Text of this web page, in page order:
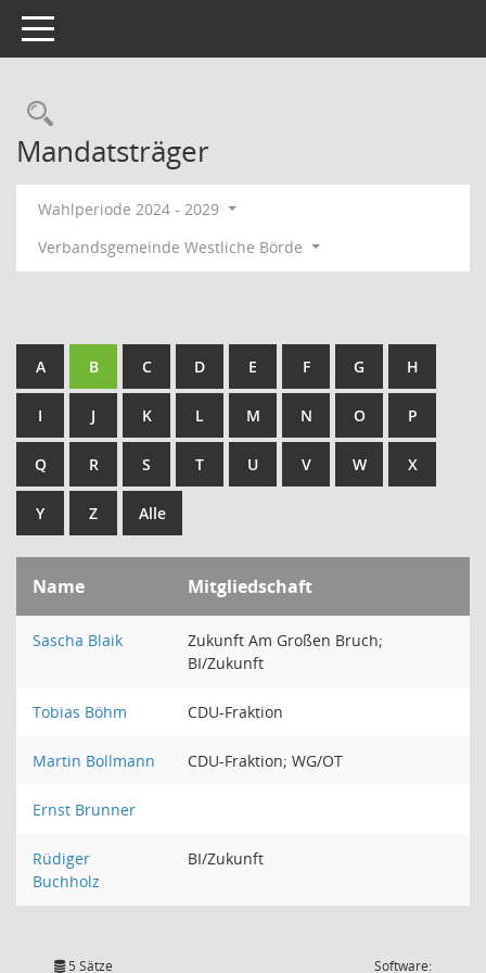
Toggle navigation
Rechercheauswahl
Mandatsträger
Wahlperiode 2024 - 2029
Verbandsgemeinde Westliche Börde
A B C D E F G H
I J K L M N O P
Q R S T U V W X
Y Z Alle
Name Mitgliedschaft
Sascha Blaik
Zukunft Am Großen Bruch;
BI/Zukunft
Tobias Böhm CDU-Fraktion
Martin Bollmann CDU-Fraktion; WG/OT
Ernst Brunner
Rüdiger
Buchholz
BI/Zukunft
5 Sätze Software: